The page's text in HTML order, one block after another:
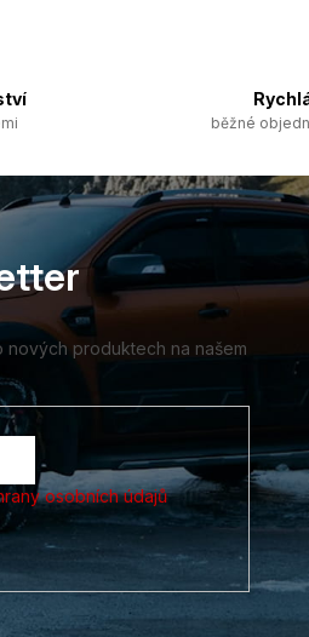
běžné
nových produktech na našem
osobních údajů